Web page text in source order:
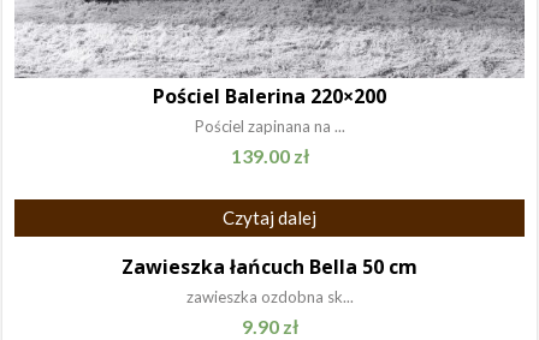
Pościel Balerina 220×200
Pościel zapinana na ...
139.00 zł
Czytaj dalej
Zawieszka łańcuch Bella 50 cm
zawieszka ozdobna sk...
9.90 zł